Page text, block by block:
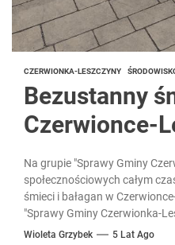
CZERWIONKA-LESZCZYNY
Bezustanny
Czerwionce-
Na grupie "Sprawy Gminy
społecznościowych całym
śmieci i bałagan w
"Sprawy Gminy Czerwionka-
Wioleta Grzybek 5 Lat Ago